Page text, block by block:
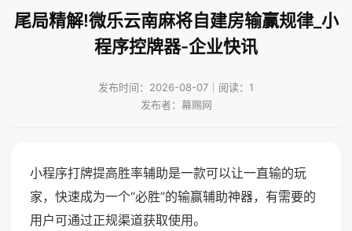
尾局精解!微乐云南麻将自建房输赢规律_小
程序控牌器-企业快讯
发布时间：2026-08-07｜阅读：1
发布者：幕赐网
小程序打牌提高胜率辅助是一款可以让一直输的玩
家，快速成为一个“必胜”的输赢辅助神器，有需要的
用户可通过正规渠道获取使用。